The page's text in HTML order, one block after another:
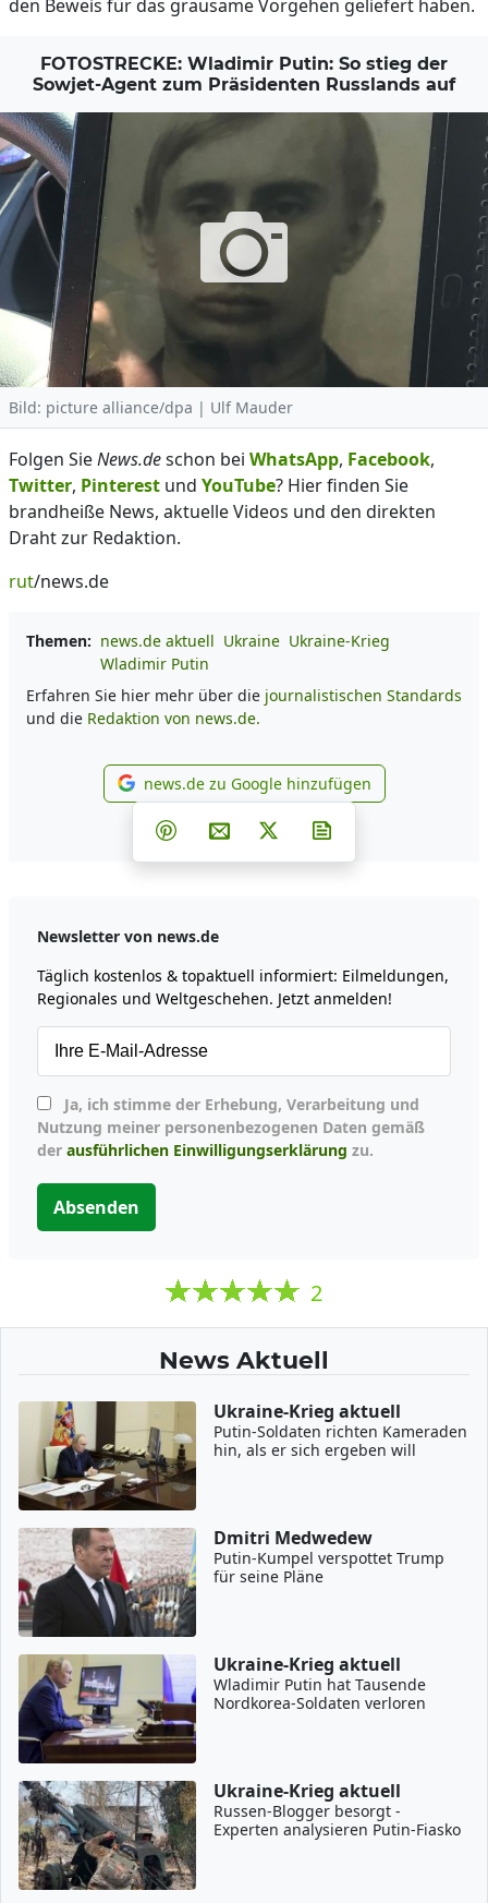
den Beweis für das grausame Vorgehen geliefert haben.
FOTOSTRECKE: Wladimir Putin: So stieg der
Sowjet-Agent zum Präsidenten Russlands auf
Bild: picture alliance/dpa | Ulf Mauder
Folgen SieNews.deschon bei WhatsApp, Facebook,
Twitter, Pinterest und YouTube? Hier finden Sie
brandheiße News, aktuelle Videos und den direkten
Draht zur Redaktion.
rut/news.de
Themen: news.de aktuell Ukraine Ukraine-Krieg
Wladimir Putin
Erfahren Sie hier mehr über die journalistischen Standards
und die Redaktion von news.de.
news.de zu Google
news.de zu Google hinzufügen
Teilen auf Facebook
Teilen auf Whatsapp
Teilen auf Telegram
Teilen auf Pinterest
Per E-Mail teilen
Post auf X
Newsletter von news.de
Täglich kostenlos & topaktuell informiert: Eilmeldungen,
Regionales und Weltgeschehen. Jetzt anmelden!
Nutzung meiner personenbezogenen Daten gemäß
der ausführlichen Einwilligungserklärung zu.
Absenden
2
News Aktuell
Ukraine-Krieg aktuell
Putin-Soldaten richten Kameraden
hin, als er sich ergeben will
Dmitri Medwedew
Putin-Kumpel verspottet Trump
für seine Pläne
Ukraine-Krieg aktuell
Wladimir Putin hat Tausende
Nordkorea-Soldaten verloren
Ukraine-Krieg aktuell
Russen-Blogger besorgt -
Experten analysieren Putin-Fiasko